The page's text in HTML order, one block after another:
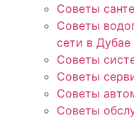
Советы
Советы
сети в Дубае
Советы
Советы
Советы
Советы